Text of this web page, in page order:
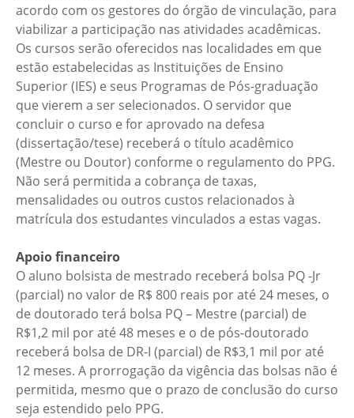
acordo com os gestores do órgão de vinculação, para
viabilizar a participação nas atividades acadêmicas.
Os cursos serão oferecidos nas localidades em que
estão estabelecidas as Instituições de Ensino
Superior (IES) e seus Programas de Pós-graduação
que vierem a ser selecionados. O servidor que
concluir o curso e for aprovado na defesa
(dissertação/tese) receberá o título acadêmico
(Mestre ou Doutor) conforme o regulamento do PPG.
Não será permitida a cobrança de taxas,
mensalidades ou outros custos relacionados à
matrícula dos estudantes vinculados a estas vagas.
Apoio financeiro
O aluno bolsista de mestrado receberá bolsa PQ -Jr
(parcial) no valor de R$ 800 reais por até 24 meses, o
de doutorado terá bolsa PQ – Mestre (parcial) de
R$1,2 mil por até 48 meses e o de pós-doutorado
receberá bolsa de DR-I (parcial) de R$3,1 mil por até
12 meses. A prorrogação da vigência das bolsas não é
permitida, mesmo que o prazo de conclusão do curso
seja estendido pelo PPG.